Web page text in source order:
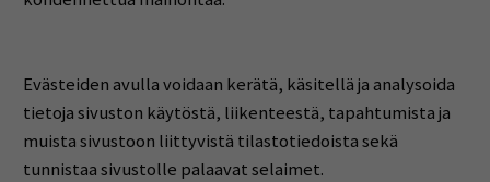
Evästeiden avulla voidaan kerätä, käsitellä ja analysoida
tietoja sivuston käytöstä, liikenteestä, tapahtumista ja
muista sivustoon liittyvistä tilastotiedoista sekä
tunnistaa sivustolle palaavat selaimet.